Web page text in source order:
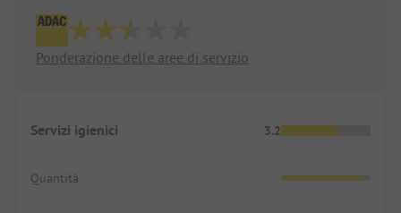
Ponderazione delle aree di servizio
Servizi igienici 3.2
Quantità